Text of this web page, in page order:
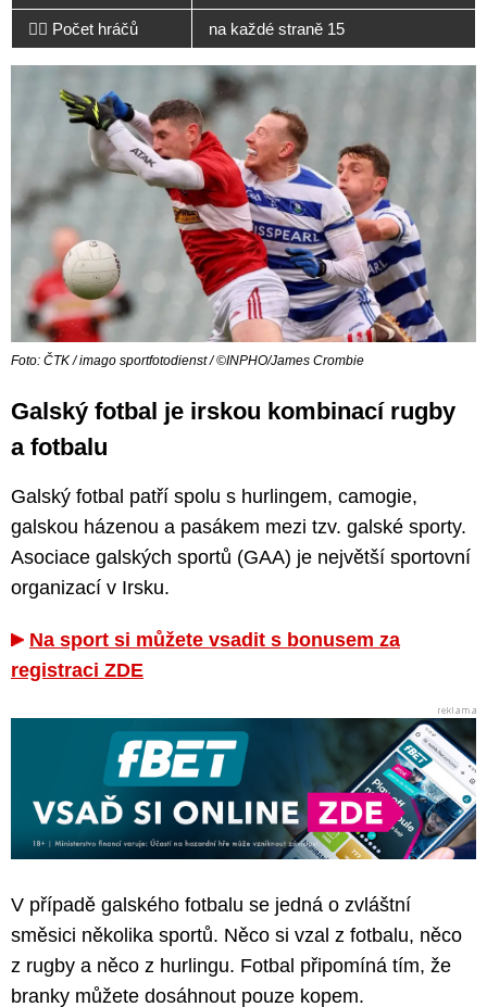
🏃‍♂️ Počet hráčů na každé straně 15
Foto: ČTK / imago sportfotodienst / ©INPHO/James Crombie
Galský fotbal je irskou kombinací rugby
a fotbalu
Galský fotbal patří spolu s hurlingem, camogie,
galskou házenou a pasákem mezi tzv. galské sporty.
Asociace galských sportů (GAA) je největší sportovní
organizací v Irsku.
Na sport si můžete vsadit s bonusem za
registraci ZDE
V případě galského fotbalu se jedná o zvláštní
směsici několika sportů. Něco si vzal z fotbalu, něco
z rugby a něco z hurlingu. Fotbal připomíná tím, že
branky můžete dosáhnout pouze kopem.